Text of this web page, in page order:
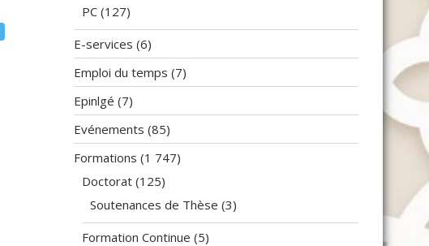
PC (127)
E-services (6)
Emploi du temps (7)
Epinlgé (7)
Evénements (85)
Formations (1 747)
Doctorat (125)
Soutenances de Thèse (3)
Formation Continue (5)